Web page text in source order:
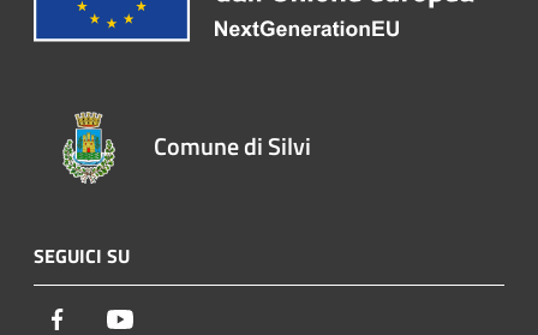
Comune di Silvi
SEGUICI SU
Facebook